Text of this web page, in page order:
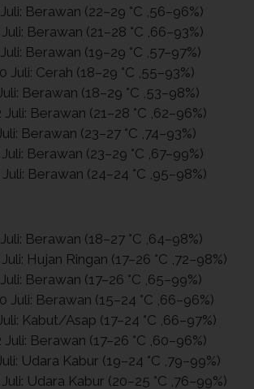
Berawan (22–29 °C ,56–96%)
Berawan (21–28 °C ,66–93%)
Berawan (19–29 °C ,57–97%)
Juli: Cerah (18–29 °C ,55–93%)
Berawan (18–29 °C ,53–98%)
Juli: Berawan (21–28 °C ,62–96%)
Berawan (23–27 °C ,74–93%)
Berawan (23–29 °C ,67–99%)
Juli: Berawan (24–24 °C ,95–98%)
Berawan (18–27 °C ,64–98%)
Hujan Ringan (17–26 °C ,72–98%)
Berawan (17–26 °C ,65–99%)
Juli: Berawan (15–24 °C ,66–96%)
Kabut/Asap (17–24 °C ,66–97%)
Juli: Berawan (17–26 °C ,60–96%)
Udara Kabur (19–24 °C ,79–99%)
Udara Kabur (20–25 °C ,76–99%)